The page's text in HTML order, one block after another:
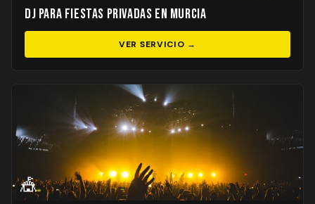
DJ para Fiestas Privadas en Murcia
VER SERVICIO →
🎪